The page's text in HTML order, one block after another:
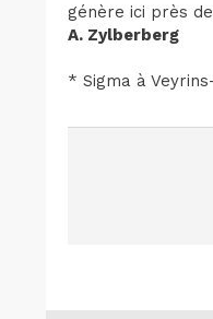
génère ici près
A. Zylberberg
* Sigma à